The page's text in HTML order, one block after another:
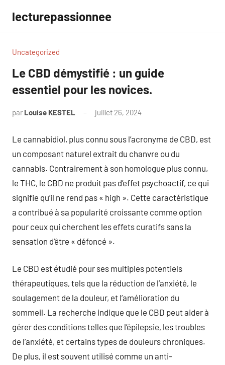
contenu
lecturepassionnee
Uncategorized
Le CBD démystifié : un guide
essentiel pour les novices.
par Louise KESTEL juillet 26, 2024
Le cannabidiol, plus connu sous l’acronyme de CBD, est
un composant naturel extrait du chanvre ou du
cannabis. Contrairement à son homologue plus connu,
le THC, le CBD ne produit pas d’effet psychoactif, ce qui
signifie qu’il ne rend pas « high ». Cette caractéristique
a contribué à sa popularité croissante comme option
pour ceux qui cherchent les effets curatifs sans la
sensation d’être « défoncé ».
Le CBD est étudié pour ses multiples potentiels
thérapeutiques, tels que la réduction de l’anxiété, le
soulagement de la douleur, et l’amélioration du
sommeil. La recherche indique que le CBD peut aider à
gérer des conditions telles que l’épilepsie, les troubles
de l’anxiété, et certains types de douleurs chroniques.
De plus, il est souvent utilisé comme un anti-